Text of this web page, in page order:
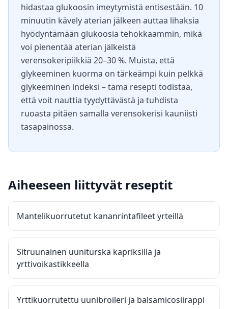
hidastaa glukoosin imeytymistä entisestään. 10
minuutin kävely aterian jälkeen auttaa lihaksia
hyödyntämään glukoosia tehokkaammin, mikä
voi pienentää aterian jälkeistä
verensokeripiikkiä 20–30 %. Muista, että
glykeeminen kuorma on tärkeämpi kuin pelkkä
glykeeminen indeksi – tämä resepti todistaa,
että voit nauttia tyydyttävästä ja tuhdista
ruoasta pitäen samalla verensokerisi kauniisti
tasapainossa.
Aiheeseen liittyvät reseptit
Mantelikuorrutetut kananrintafileet yrteillä
Sitruunainen uuniturska kapriksilla ja
yrttivoikastikkeella
Yrttikuorrutettu uunibroileri ja balsamicosiirappi